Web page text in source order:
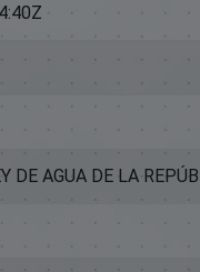
DE AGUA DE LA